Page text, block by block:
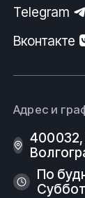
Telegram
Вконтакте
Адрес и
400032,
По